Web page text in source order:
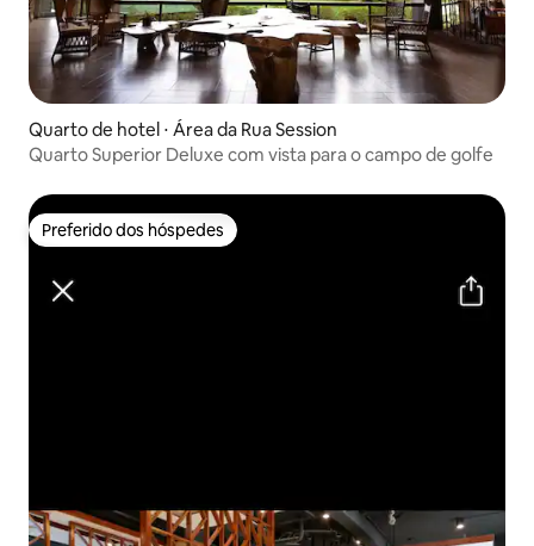
Quarto de hotel ⋅ Área da Rua Session
Quarto Superior Deluxe com vista para o campo de golfe
Preferido dos hóspedes
Preferido dos hóspedes